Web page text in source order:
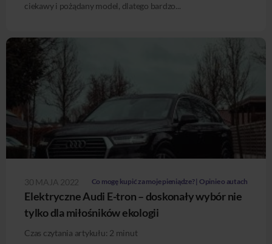
ciekawy i pożądany model, dlatego bardzo...
30 MAJA 2022 Co mogę kupić za moje pieniądze? | Opinie o autach
Elektryczne Audi E-tron – doskonały wybór nie
tylko dla miłośników ekologii
Czas czytania artykułu: 2 minut